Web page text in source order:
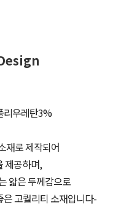
리우레탄3%
재로 제작되어
제공하며,
얇은 두께감으로
고퀄리티 소재입니다-